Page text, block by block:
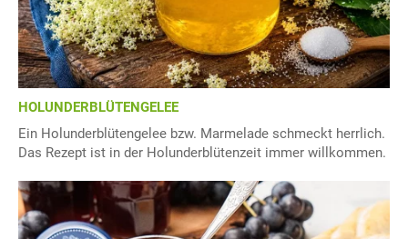
HOLUNDERBLÜTENGELEE
Ein Holunderblütengelee bzw. Marmelade schmeckt herrlich.
Das Rezept ist in der Holunderblütenzeit immer willkommen.